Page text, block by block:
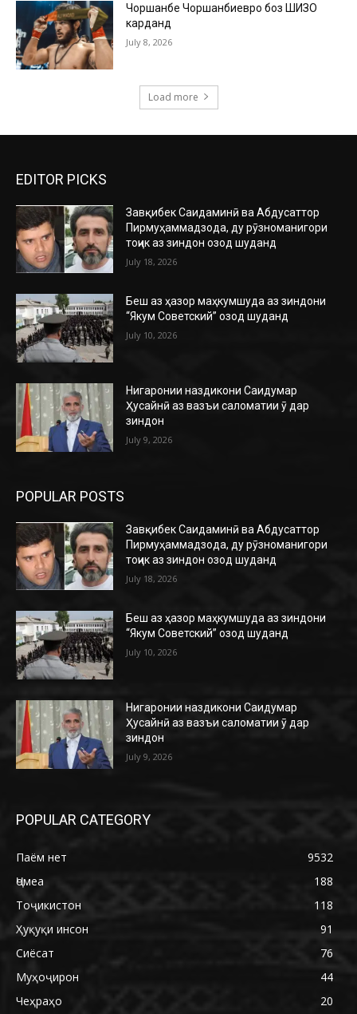
Чоршанбе Чоршанбиевро боз ШИЗО
карданд
July 8, 2026
Load more
EDITOR PICKS
Завқибек Саидаминӣ ва Абдусаттор
Пирмуҳаммадзода, ду рӯзноманигори
тоҷик аз зиндон озод шуданд
July 18, 2026
Беш аз ҳазор маҳкумшуда аз зиндони
“Якум Советский” озод шуданд
July 10, 2026
Нигаронии наздикони Саидумар
Ҳусайнӣ аз вазъи саломатии ӯ дар
зиндон
July 9, 2026
POPULAR POSTS
Завқибек Саидаминӣ ва Абдусаттор
Пирмуҳаммадзода, ду рӯзноманигори
тоҷик аз зиндон озод шуданд
July 18, 2026
Беш аз ҳазор маҳкумшуда аз зиндони
“Якум Советский” озод шуданд
July 10, 2026
Нигаронии наздикони Саидумар
Ҳусайнӣ аз вазъи саломатии ӯ дар
зиндон
July 9, 2026
POPULAR CATEGORY
Паём нет
9532
Ҷомеа
188
Тоҷикистон
118
Ҳуқуқи инсон
91
Сиёсат
76
Муҳоҷирон
44
Чеҳраҳо
20